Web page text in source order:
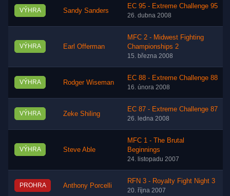
VÝHRA Sandy Sanders
EC 95 - Extreme Challenge 95
26. dubna 2008
VÝHRA Earl Offerman
MFC 2 - Midwest Fighting
Championships 2
15. března 2008
VÝHRA Rodger Wiseman
EC 88 - Extreme Challenge 88
16. února 2008
VÝHRA Zeke Shiling
EC 87 - Extreme Challenge 87
26. ledna 2008
VÝHRA Steve Able
MFC 1 - The Brutal
Beginnings
24. listopadu 2007
PROHRA Anthony Porcelli
RFN 3 - Royalty Fight Night 3
20. října 2007